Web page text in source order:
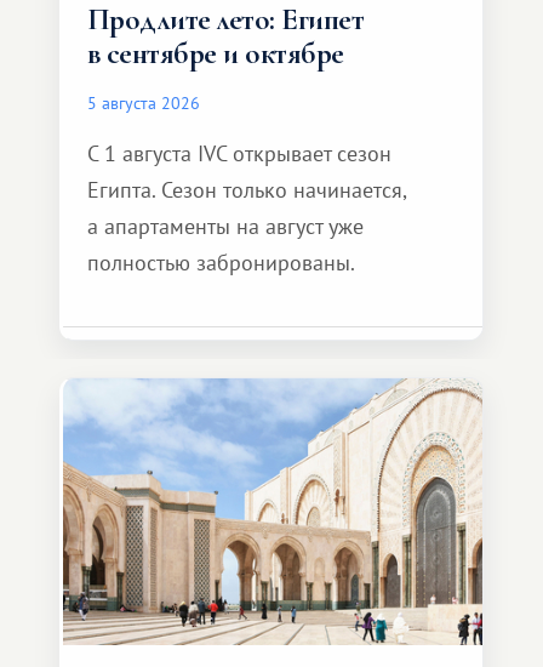
Продлите лето: Египет
в сентябре и октябре
5 августа 2026
С 1 августа IVC открывает сезон
Египта. Сезон только начинается,
а апартаменты на август уже
полностью забронированы.